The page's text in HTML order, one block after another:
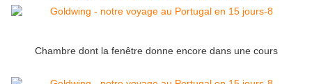
Chambre dont la fenêtre donne encore dans une cours